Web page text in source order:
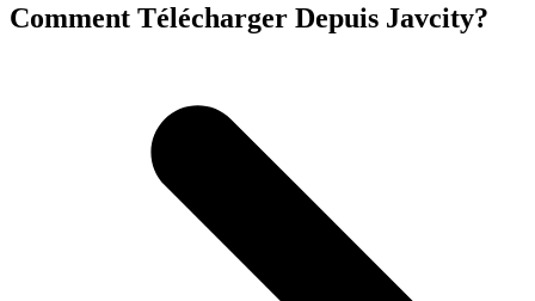
Comment Télécharger Depuis Javcity?